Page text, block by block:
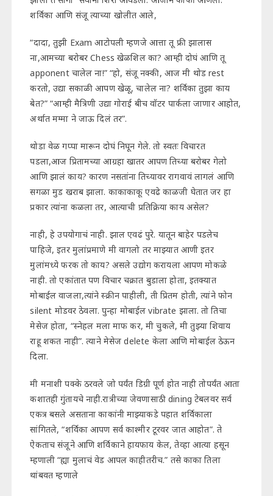
शर्विका आणि संजू त्याच्या खोलीत आले,
“दादा, तुझी Exam आटोपली म्हणजे आत्ता तू फ्री झालास
ना,आमच्या बरोबर Chess खेळशिल का? आम्ही दोघं आणि तू
apponent चालेल ना!” “हो, संजू नक्की, आज मी थोड rest
करतो, उद्या सकाळी आपण खेळू, चालेल ना? शर्विका तुझा काय
बेत?” “आम्ही मैत्रिणी उद्या गोराई बीच वॉटर पार्कला जाणार आहोत,
अर्थात मम्मा ने जाऊ दिलं तर”.
थोडा वेळ गप्पा मारून दोघं निघून गेले. तो स्वतः विचारत
पडला,आज प्रितामच्या आग्रहा खातर आपण तिच्या बरोबर गेलो
आणि झालं काय? कारण नसतांना तिच्यावर रागवावं लागलं आणि
सगळा मुड खराब झाला. काकाकाकू एवढे काळजी घेतात जर हा
प्रकार त्यांना कळला तर, आत्याची प्रतिक्रिया काय असेल?
नाही, हे उपयोगाचं नाही. झाल एवढं पुरे. यातून बाहेर पडलेच
पाहिजे, इतर मुलांप्रमाणे मी वागलो तर माझ्यात आणी इतर
मुलांमध्ये फरक तो काय? असले उद्योग करायला आपण मोकळे
नाही. तो एकांतात पण विचार चक्रात बुडाला होता, इतक्यात
मोबाईल वाजला,त्यांने स्क्रीन पाहीली, ती प्रितम होती, त्यांने फोन
silent मोडवर ठेवला. पुन्हा मोबाईल vibrate झाला. तो तिचा
मेसेज होता, “स्नेहल मला माफ कर, मी चुकले, मी तुझ्या शिवाय
राहू शकत नाही”. त्याने मेसेज delete केला आणि मोबाईल ठेऊन
दिला.
मी मनाशी पक्के ठरवले जो पर्यंत डिग्री पूर्ण होत नाही तोपर्यंत आता
कशातही गुंतायचे नाही.रात्रीच्या जेवणासाठी dining टेबलवर सर्व
एकत्र बसले असताना काकांनी माझ्याकडे पहात शर्विकाला
सांगितले, “शर्विका आपण सर्व काश्मीर टूरवर जात आहोत”. ते
ऐकताच संजूने आणि शर्विकाने हायफाय केल, तेव्हा आत्या हसून
म्हणाली “ह्या मुलाचं वेड आपल काहीतरीच.” तसे काका तिला
थांबवत म्हणाले